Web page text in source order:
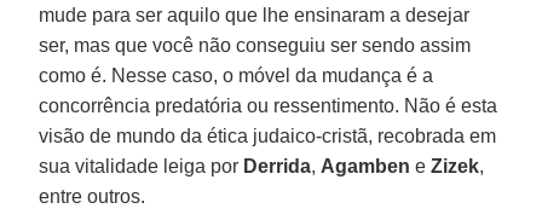
mude para ser aquilo que lhe ensinaram a desejar
ser, mas que você não conseguiu ser sendo assim
como é. Nesse caso, o móvel da mudança é a
concorrência predatória ou ressentimento. Não é esta
visão de mundo da ética judaico-cristã, recobrada em
sua vitalidade leiga por Derrida, AgambeneZizek,
entre outros.